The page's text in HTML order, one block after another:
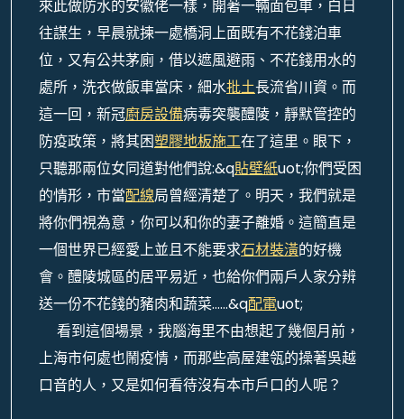
來此做防水的安徽佬一樣，開著一輛面包車，白日
往謀生，早晨就揀一處橋洞上面既有不花錢泊車
位，又有公共茅廁，借以遮風避雨、不花錢用水的
處所，洗衣做飯車當床，細水批土長流省川資。而
這一回，新冠廚房設備病毒突襲醴陵，靜默管控的
防疫政策，將其困塑膠地板施工在了這里。眼下，
只聽那兩位女同道對他們說:&q貼壁紙uot;你們受困
的情形，市當配線局曾經清楚了。明天，我們就是
將你們視為意，你可以和你的妻子離婚。這簡直是
一個世界已經愛上並且不能要求石材裝潢的好機
會。醴陵城區的居平易近，也給你們兩戶人家分辨
送一份不花錢的豬肉和蔬菜……&q配電uot;
看到這個場景，我腦海里不由想起了幾個月前，
上海市何處也鬧疫情，而那些高屋建瓴的操著吳越
口音的人，又是如何看待沒有本市戶口的人呢？